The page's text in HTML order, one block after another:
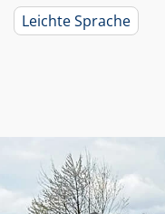
Leichte Sprache